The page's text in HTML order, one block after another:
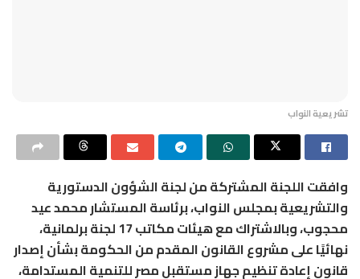
تشريعية النواب
وافقت اللجنة المشتركة من لجنة الشؤون الدستورية
والتشريعية بمجلس النواب، برئاسة المستشار محمد عيد
محجوب، وبالاشتراك مع هيئات مكاتب 17 لجنة برلمانية،
نهائيًا على مشروع القانون المقدم من الحكومة بشأن إصدار
قانون إعادة تنظيم جهاز مستقبل مصر للتنمية المستدامة،